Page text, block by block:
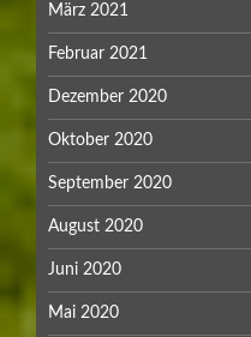
März 2021
Februar 2021
Dezember 2020
Oktober 2020
September 2020
August 2020
Juni 2020
Mai 2020